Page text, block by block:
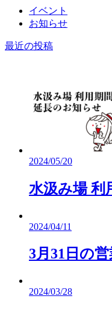
イベント
お知らせ
最近の投稿
2024/05/20
水汲み場
2024/04/11
3月31日の
2024/03/28